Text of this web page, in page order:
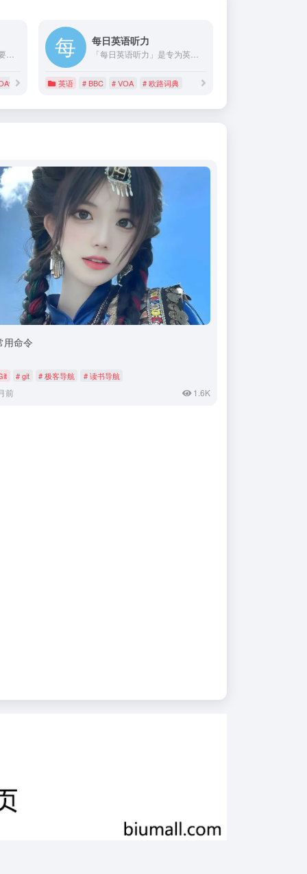
慢速英语
每日英语听力
「每日英语听力」是专为英语学习者定制的英语听力训练软件。收录了英语新闻、英语四级、英语六级、英语小说等众多听力内容。软件中的每篇都配有原文对照，配合「欧路词典」使用，会使您的英语学习进步更快。
英语 # BBC # VOA # 欧路词典
用命令
# git # 极客导航 # 读书导航
前 1.6K